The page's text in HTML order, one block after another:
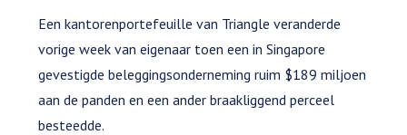
Een kantorenportefeuille van Triangle veranderde
vorige week van eigenaar toen een in Singapore
gevestigde beleggingsonderneming ruim $189 miljoen
aan de panden en een ander braakliggend perceel
besteedde.